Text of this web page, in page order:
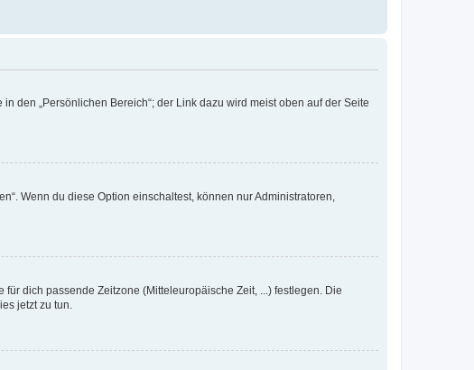
den „Persönlichen Bereich“; der Link dazu wird meist oben auf der Seite
Wenn du diese Option einschaltest, können nur Administratoren,
dich passende Zeitzone (Mitteleuropäische Zeit, ...) festlegen. Die
jetzt zu tun.